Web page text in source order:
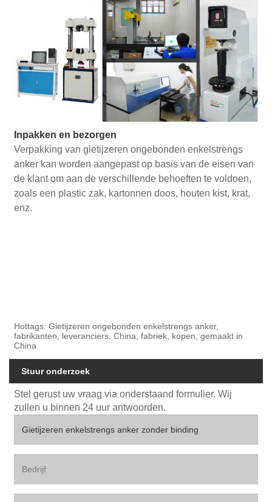
Inpakken en bezorgen
Verpakking van gietijzeren ongebonden enkelstrengs
anker kan worden aangepast op basis van de eisen van
de klant om aan de verschillende behoeften te voldoen,
zoals een plastic zak, kartonnen doos, houten kist, krat,
enz.
Hottags: Gietijzeren ongebonden enkelstrengs anker,
fabrikanten, leveranciers, China, fabriek, kopen, gemaakt in
China
Stuur onderzoek
Stel gerust uw vraag via onderstaand formulier. Wij
zullen u binnen 24 uur antwoorden.